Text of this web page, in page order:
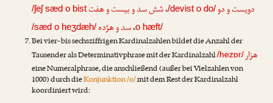
دویست و دو/devist o do/،شش سد و بیست و هفت /ʃeʃ sæd o bist
o hæft/،سد و هژده /sæd o heʒdæh/
Bei vier- bis sechsziffrigen Kardinalzahlen bildet die Anzahl der
Tausender als Determinativphrase mit der Kardinalzahl/hezɒr/هزار
eine Numeralphrase, die anschließend (außer bei Vielzahlen von
1000) durch dieKonjunktion /o/mit dem Rest der Kardinalzahl
koordiniert wird: